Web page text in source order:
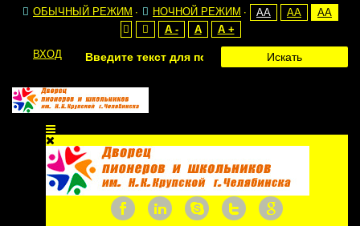
ОБЫЧНЫЙ РЕЖИМ НОЧНОЙ РЕЖИМ AA AA
AA
A -
A A +
Искать
ВХОД
Понедельник, 20 декабря 2021 15:26
Поделиться
Музей истории
Дворца пионеров и школьников им.
Н.К.Крупской г.Челябинска